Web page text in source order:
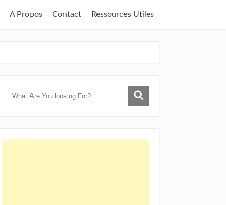
A Propos Contact Ressources Utiles